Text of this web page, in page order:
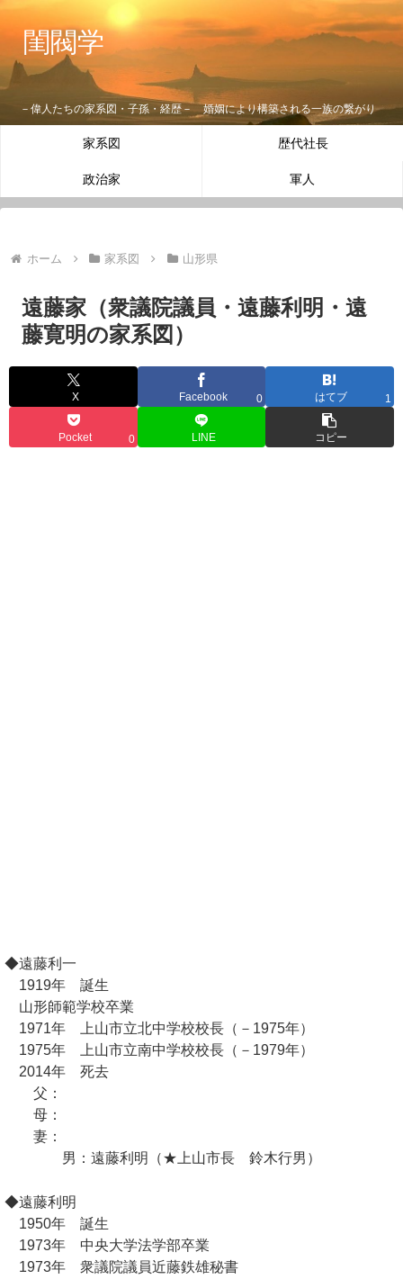
閨閥学
－偉人たちの家系図・子孫・経歴－ 婚姻により構築される一族の繋がり
家系図 歴代社長
政治家 軍人
ホーム 家系図 山形県
遠藤家（衆議院議員・遠藤利明・遠
藤寛明の家系図）
X Facebook 0 はてブ 1
Pocket 0 LINE コピー
◆遠藤利一
1919年 誕生
山形師範学校卒業
1971年 上山市立北中学校校長（－1975年）
1975年 上山市立南中学校校長（－1979年）
2014年 死去
父：
母：
妻：
男：遠藤利明（★上山市長 鈴木行男）
◆遠藤利明
1950年 誕生
1973年 中央大学法学部卒業
1973年 衆議院議員近藤鉄雄秘書